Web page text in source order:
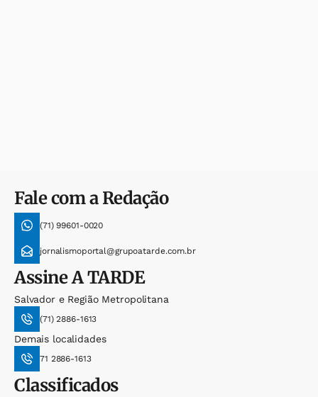
Fale com a Redação
(71) 99601-0020
jornalismoportal@grupoatarde.com.br
AssineA TARDE
Salvador e Região Metropolitana
(71) 2886-1613
Demais localidades
71 2886-1613
Classificados